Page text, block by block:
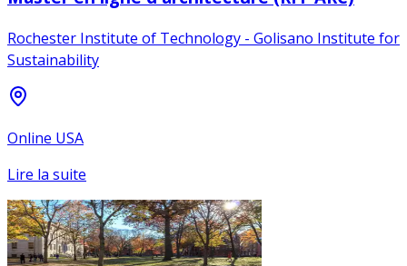
Rochester Institute of Technology - Golisano Institute for
Sustainability
Online USA
Lire la suite